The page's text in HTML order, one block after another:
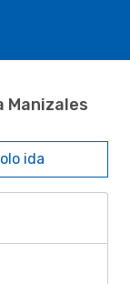
Manizales
ida